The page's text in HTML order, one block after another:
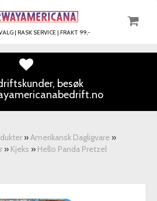
| RASK SERVICE | FRAKT 99,-
besøk
»Amerikansk Dagligvare »
» Kjeks » Hello Panda Pretzel